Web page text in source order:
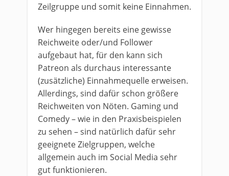
Zeilgruppe und somit keine Einnahmen.
Wer hingegen bereits eine gewisse
Reichweite oder/und Follower
aufgebaut hat, für den kann sich
Patreon als durchaus interessante
(zusätzliche) Einnahmequelle erweisen.
Allerdings, sind dafür schon größere
Reichweiten von Nöten. Gaming und
Comedy – wie in den Praxisbeispielen
zu sehen – sind natürlich dafür sehr
geeignete Zielgruppen, welche
allgemein auch im Social Media sehr
gut funktionieren.